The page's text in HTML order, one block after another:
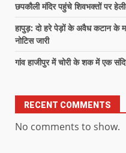
छपकौली मंदिर पहुंचे शिवभक्तों पर
हापुड़: दो हरे पेड़ों के अवैध कटान के
नोटिस जारी
गांव हाजीपुर में चोरी के शक में एक
RECENT COMMENTS
No comments to show.